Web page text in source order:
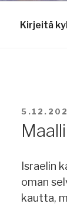
Kirjeitä
Israelin
oman
kautta,